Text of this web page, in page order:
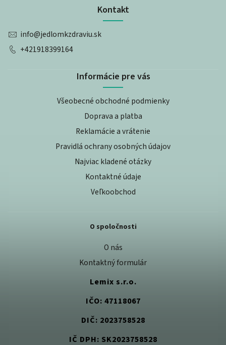
Kontakt
info@jedlomkzdraviu.sk
+421918399164
Informácie pre vás
Všeobecné obchodné podmienky
Doprava a platba
Reklamácie a vrátenie
Pravidlá ochrany osobných údajov
Najviac kladené otázky
Kontaktné údaje
Veľkoobchod
O spoločnosti
O nás
Kontaktný formulár
Lemix s.r.o.
IČO: 47118067
DIČ: 2023758528
IČ DPH: SK2023758528